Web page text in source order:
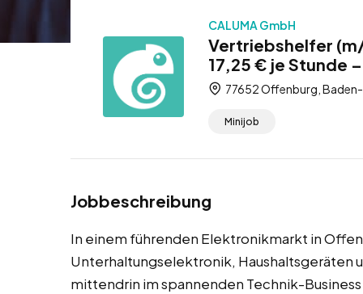
CALUMA GmbH
Vertriebshelfer
17,25 € je Stunde
77652 Offenburg,
Minijob
Jobbeschreibung
In einem führenden Elektronikmarkt in
Unterhaltungselektronik, Haushaltsgeräten
mittendrin im spannenden Technik-